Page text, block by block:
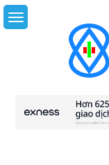
Skip
to